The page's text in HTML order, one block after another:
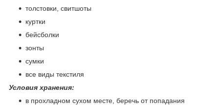
толстовки, свитшоты
куртки
бейсболки
зонты
сумки
все виды текстиля
Условия хранения:
в прохладном сухом месте, беречь от попадания